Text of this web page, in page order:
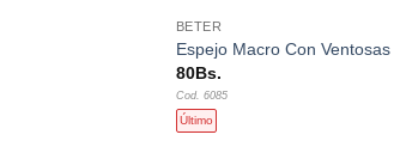
BETER
Espejo Macro Con Ventosas
80Bs.
Cod. 6085
Último